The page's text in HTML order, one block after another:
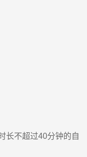
长不超过40分钟的自